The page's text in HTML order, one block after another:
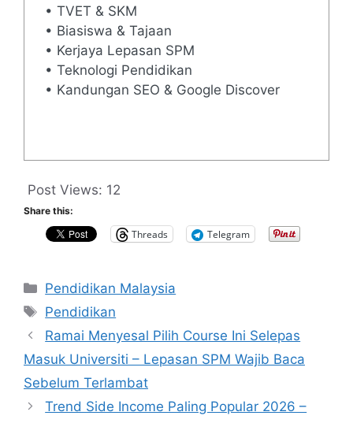
• TVET & SKM
• Biasiswa & Tajaan
• Kerjaya Lepasan SPM
• Teknologi Pendidikan
• Kandungan SEO & Google Discover
Post Views: 12
Share this:
Threads Telegram
Categories
Pendidikan Malaysia
Tags
Pendidikan
Ramai Menyesal Pilih Course Ini Selepas
Masuk Universiti – Lepasan SPM Wajib Baca
Sebelum Terlambat
Trend Side Income Paling Popular 2026 –